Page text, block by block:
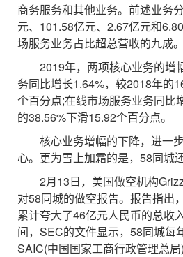
商务服务和其他业务。前述业务
元、101.58亿元、2.67亿元和
场服务业务占比超总营收的九成。
2019年，两项核心业务的增
务同比增长1.64%，较2018年的
个百分点;在线市场服务业务同比
的38.56%下滑15.92个百分点。
核心业务增幅的下降，进一
心。更为雪上加霜的是，58同城
2月13日，美国做空机构
对58同城的做空报告。报告指出
累计夸大了46亿元人民币的总收
间，SEC的文件显示，58同城每
SAIC(中国国家工商行政管理总局